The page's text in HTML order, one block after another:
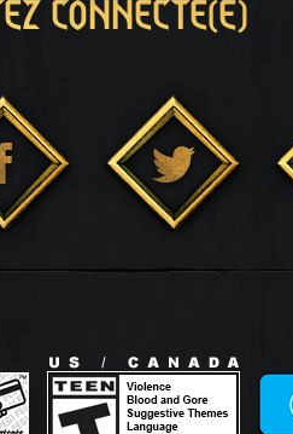
CONNECTÉ(E)